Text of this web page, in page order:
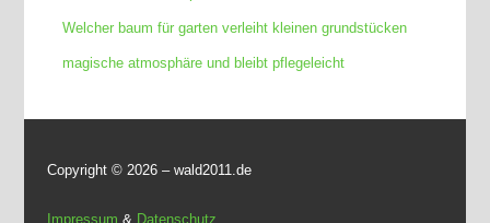
Welcher baum für garten verleiht kleinen grundstücken
magische atmosphäre und bleibt pflegeleicht
Copyright © 2026 – wald2011.de
Impressum & Datenschutz